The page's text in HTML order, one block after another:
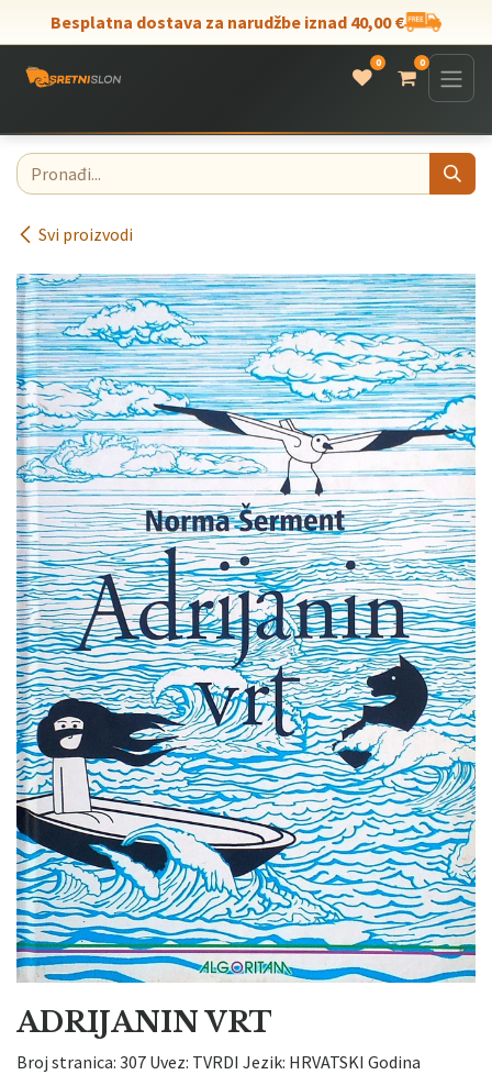
Skip to Content
Besplatna dostava za narudžbe iznad 40,00 €
0 0
Svi proizvodi
ADRIJANIN VRT
Broj stranica: 307 Uvez: TVRDI Jezik: HRVATSKI Godina